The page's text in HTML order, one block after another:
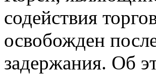
содействия
освобожден
задержания. Об